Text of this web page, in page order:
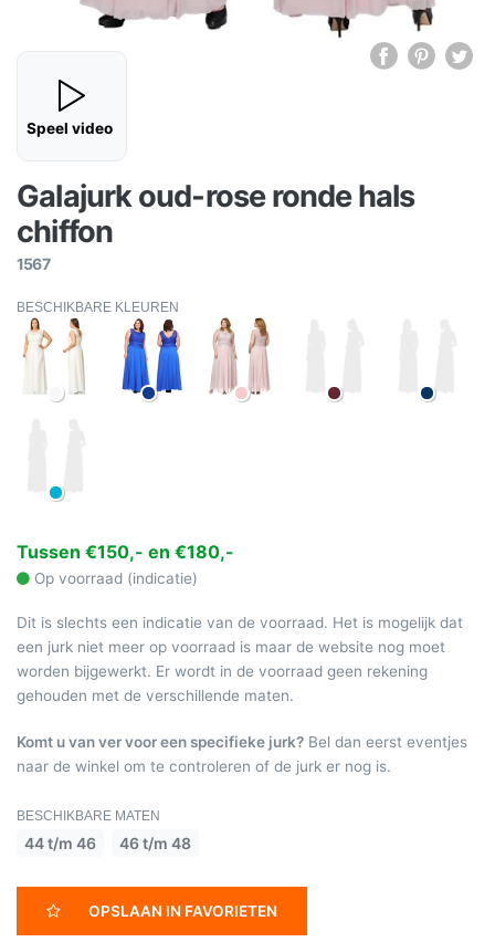
Speel video
Galajurk oud-rose ronde hals
chiffon
1567
BESCHIKBARE KLEUREN
Tussen €150,- en €180,-
Op voorraad (indicatie)
Dit is slechts een indicatie van de voorraad. Het is mogelijk dat
een jurk niet meer op voorraad is maar de website nog moet
worden bijgewerkt. Er wordt in de voorraad geen rekening
gehouden met de verschillende maten.
Komt u van ver voor een specifieke jurk? Bel dan eerst eventjes
naar de winkel om te controleren of de jurk er nog is.
BESCHIKBARE MATEN
44 t/m 46 46 t/m 48
OPSLAAN IN FAVORIETEN